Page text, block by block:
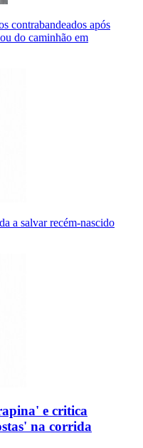
contrabandeados após
do caminhão em
a salvar recém-nascido
e critica
na corrida